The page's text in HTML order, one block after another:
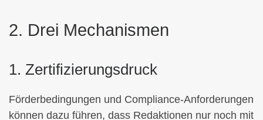
2. Drei Mechanismen
1. Zertifizierungsdruck
Förderbedingungen und Compliance-Anforderungen
können dazu führen, dass Redaktionen nur noch mit